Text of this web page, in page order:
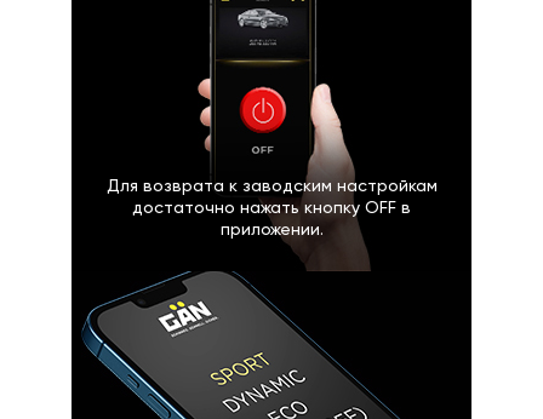
Для возврата к заводским настройкам
достаточно нажать кнопку OFF в
приложении.